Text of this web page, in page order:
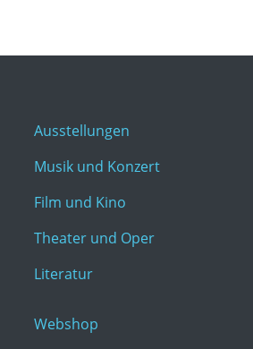
Ausstellungen
Musik und Konzert
Film und Kino
Theater und Oper
Literatur
Webshop